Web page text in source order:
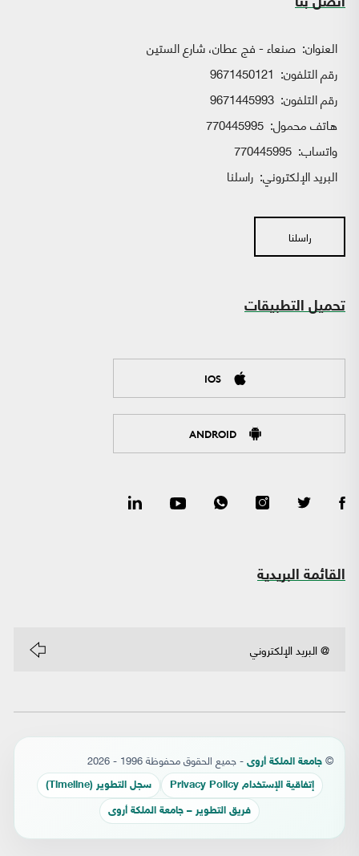
العنوان: صنعاء - فج عطان، شارع الستين
رقم التلفون: 9671450121
رقم التلفون: 9671445993
هاتف محمول: 770445995
واتساب:
البريد الإلكتروني: راسلنا
راسلنا
تحميل التطبيقات
IOS
ANDROID
القائمة البريدية
© جامعة الملكة أروى - جميع الحقوق محفوظة 1996 - 2026
إتفاقية الإستخدام Privacy Policy سجل التطوير (Timeline)
فريق التطوير – جامعة الملكة أروى